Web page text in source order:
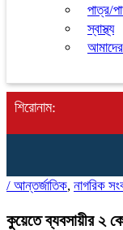
পাত্র/
স্বাস্থ্য
আমাদের
শিরোনাম:
/ আন্তর্জাতিক, নাগরিক
কুয়েতে ব্যবসায়ীর ২